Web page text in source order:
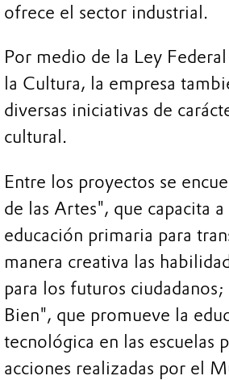
ofrece el sector industrial.
Por medio de la Ley
la Cultura, la empresa
diversas iniciativas de
cultural.
Entre los proyectos se
de las Artes", que capacita
educación primaria para
manera creativa las
para los futuros
Bien", que promueve la
tecnológica en las escuelas
acciones realizadas por el